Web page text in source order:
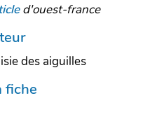
d'ouest-france
des aiguilles
fiche